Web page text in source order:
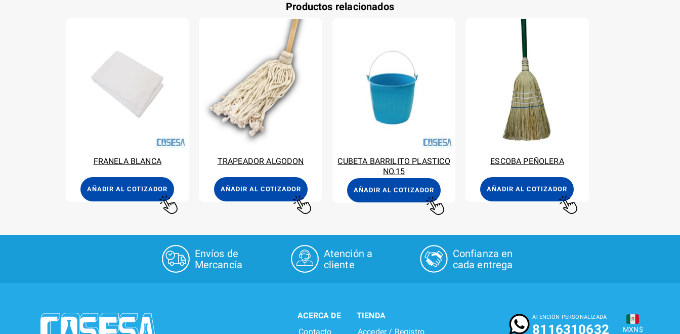
Productos relacionados
FRANELA BLANCA
AÑADIR AL COTIZADOR
TRAPEADOR ALGODON
AÑADIR AL COTIZADOR
CUBETA BARRILITO PLASTICO
NO.15
AÑADIR AL COTIZADOR
ESCOBA PEÑOLERA
AÑADIR AL COTIZADOR
Envíos de
Mercancía
Atención a
cliente
Confianza en
cada entrega
ACERCA DE
Contacto
TIENDA
Acceder / Registro
ATENCIÓN PERSONALIZADA
8116310632 MXN$